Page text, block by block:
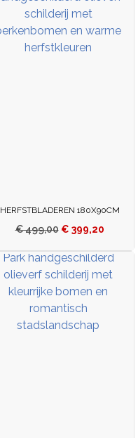
HERFSTBLADEREN 180X90CM
€499,00 € 399,20